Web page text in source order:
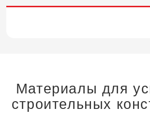
Материалы для
строительных